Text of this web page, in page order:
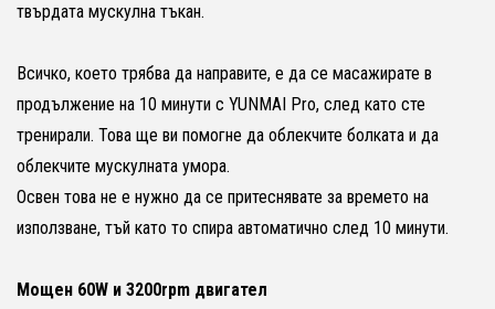
твърдата мускулна тъкан.
Всичко, което трябва да направите, е да се масажирате в
продължение на 10 минути с YUNMAI Pro, след като сте
тренирали. Това ще ви помогне да облекчите болката и да
облекчите мускулната умора.
Освен това не е нужно да се притеснявате за времето на
използване, тъй като то спира автоматично след 10 минути.
Мощен 60W и 3200rpm двигател